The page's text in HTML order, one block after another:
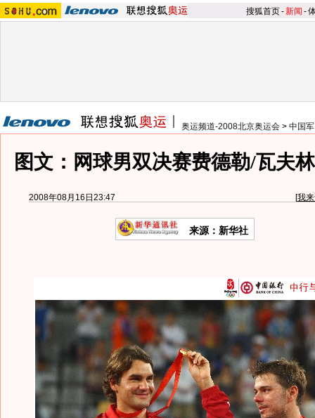
搜狐首页-新闻 -
奥运频道-2008北京奥运会 > 中国
图文：网球男双决赛费德勒/瓦夫
2008年08月16日23:47 [我
来源：新华社